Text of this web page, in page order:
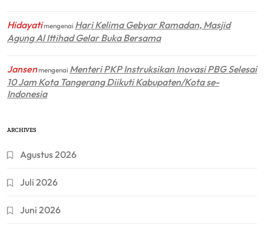
Hidayatimengenai Hari Kelima Gebyar Ramadan, Masjid
Agung Al Ittihad Gelar Buka Bersama
Jansenmengenai Menteri PKP Instruksikan Inovasi PBG Selesai
10 Jam Kota Tangerang Diikuti Kabupaten/Kota se-
Indonesia
ARCHIVES
Agustus 2026
Juli 2026
Juni 2026